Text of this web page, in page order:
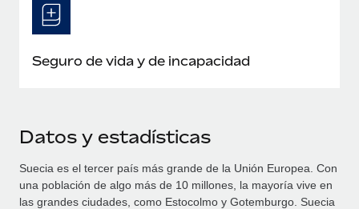
Seguro de vida y de incapacidad
Datos y estadísticas
Suecia es el tercer país más grande de la Unión Europea. Con
una población de algo más de 10 millones, la mayoría vive en
las grandes ciudades, como Estocolmo y Gotemburgo. Suecia